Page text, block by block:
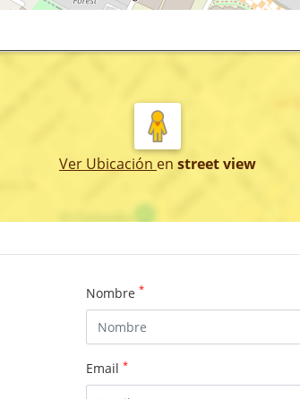
Ver Ubicación en street view
Nombre *
Email *